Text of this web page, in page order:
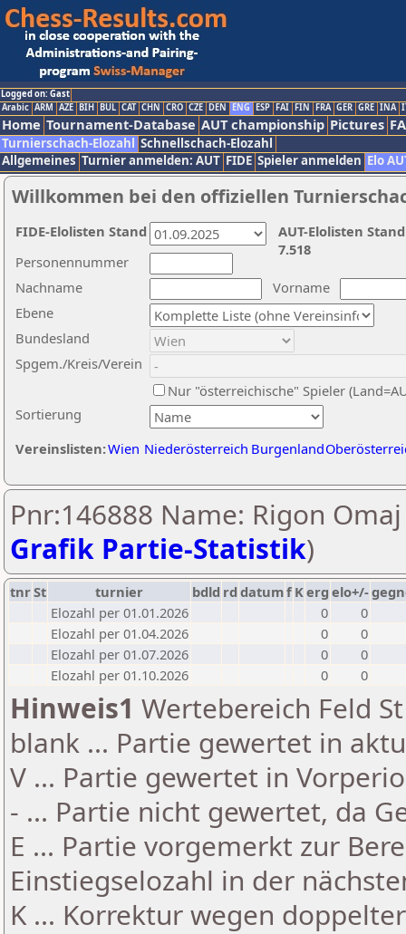
Logged on: Gast
Arabic ARM AZE BIH BUL CAT CHN CRO CZE DEN ENG ESP FAI FIN FRA GER GRE INA
Home Tournament-Database AUT championship Pictures
Turnierschach-Elozahl Schnellschach-Elozahl
Allgemeines Turnier anmelden: AUT FIDE Spieler anmelden Elo
Willkommen bei den offiziellen
Nachname
Vorname
Ebene
Sortierung
Personennummer
Bundesland
Spgem./Kreis/Verein
Nur "österreichische" Spieler
Vereinslisten:Wien Niederösterreich Burgenland
AUT-Elolisten
7.518
FIDE-Elolisten Stand
Pnr:146888 Name: Rigon
Grafik Partie-Statistik)
tnrSt turnier bdld rd datumf Kerg elo+/-
Elozahl per 01.01.2026
0
0
Elozahl per 01.04.2026
0
0
Elozahl per 01.07.2026
0
0
Elozahl per 01.10.2026
0 0
Hinweis1 Wertebereich Feld
blank ... Partie gewertet in
V ... Partie gewertet in
- ... Partie nicht gewertet, da
E ... Partie vorgemerkt zur
Einstiegselozahl in der
K ... Korrektur wegen